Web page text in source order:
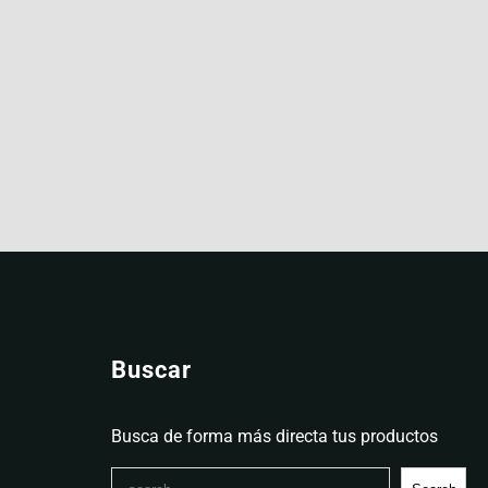
Buscar
Busca de forma más directa tus productos